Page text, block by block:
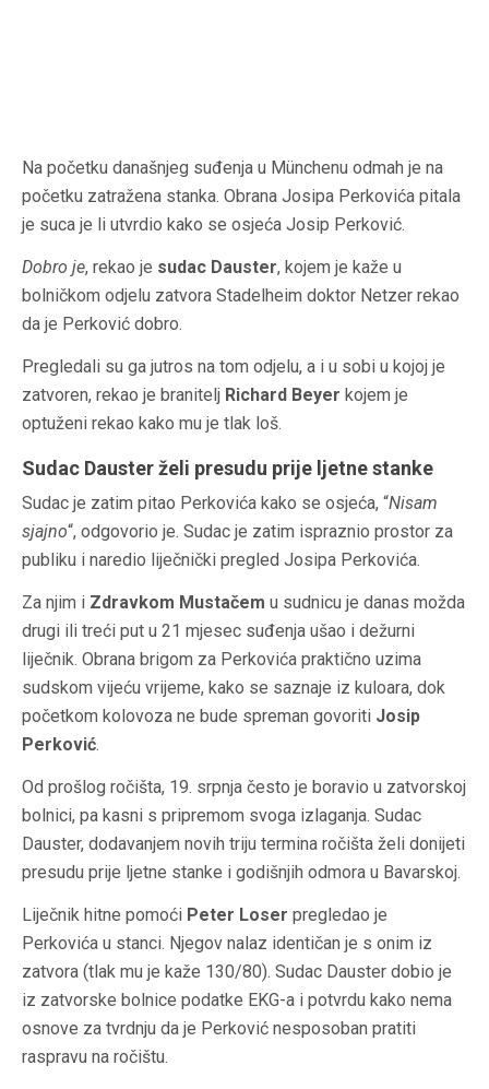
Na početku današnjeg suđenja u Münchenu odmah je na
početku zatražena stanka. Obrana Josipa Perkovića pitala
je suca je li utvrdio kako se osjeća Josip Perković.
Dobro je, rekao je sudac Dauster, kojem je kaže u
bolničkom odjelu zatvora Stadelheim doktor Netzer rekao
da je Perković dobro.
Pregledali su ga jutros na tom odjelu, a i u sobi u kojoj je
zatvoren, rekao je branitelj Richard Beyer kojem je
optuženi rekao kako mu je tlak loš.
Sudac Dauster želi presudu prije ljetne stanke
Sudac je zatim pitao Perkovića kako se osjeća, “Nisam
sjajno“, odgovorio je. Sudac je zatim ispraznio prostor za
publiku i naredio liječnički pregled Josipa Perkovića.
Za njim i Zdravkom Mustačem u sudnicu je danas možda
drugi ili treći put u 21 mjesec suđenja ušao i dežurni
liječnik. Obrana brigom za Perkovića praktično uzima
sudskom vijeću vrijeme, kako se saznaje iz kuloara, dok
početkom kolovoza ne bude spreman govoriti Josip
Perković.
Od prošlog ročišta, 19. srpnja često je boravio u zatvorskoj
bolnici, pa kasni s pripremom svoga izlaganja. Sudac
Dauster, dodavanjem novih triju termina ročišta želi donijeti
presudu prije ljetne stanke i godišnjih odmora u Bavarskoj.
Liječnik hitne pomoći Peter Loser pregledao je
Perkovića u stanci. Njegov nalaz identičan je s onim iz
zatvora (tlak mu je kaže 130/80). Sudac Dauster dobio je
iz zatvorske bolnice podatke EKG-a i potvrdu kako nema
osnove za tvrdnju da je Perković nesposoban pratiti
raspravu na ročištu.